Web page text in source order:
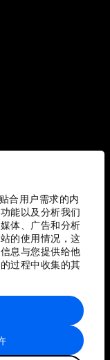
合用户需求的内
能以及分析我们
体、广告和分析
的使用情况，这
息与您提供给他
过程中收集的其